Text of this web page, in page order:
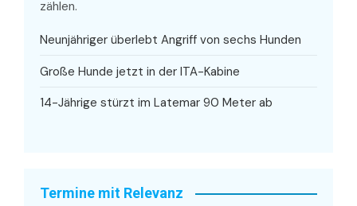
zählen.
Neunjähriger überlebt Angriff von sechs Hunden
Große Hunde jetzt in der ITA-Kabine
14-Jährige stürzt im Latemar 90 Meter ab
Termine mit Relevanz